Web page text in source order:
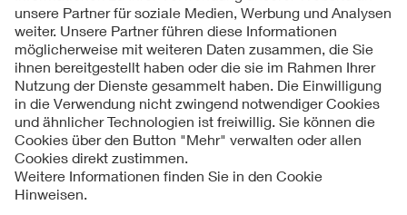
Kontakte
Service
Impressum
Datenschutzinformationen